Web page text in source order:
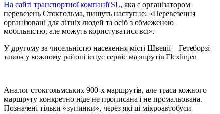
На сайті транспортної компанії SL, яка є організатором
перевезень Стокгольма, пишуть наступне: «Перевезення
організовані для літніх людей та осіб з обмеженою
мобільністю, але можуть користуватися всі».
У другому за чисельністю населення місті Швеції – Гетеборзі –
також у кожному районі існує сервіс маршрутів Flexlinjen
Аналог стокгольмських 900-х маршрутів, але траса кожного
маршруту конкретно ніде не прописана і не промальована.
Позначені тільки «зупинки», через які ці мікроавтобуси